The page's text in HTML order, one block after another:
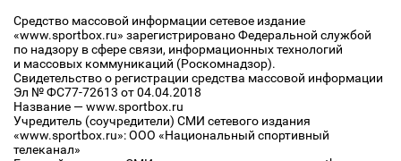
Средство массовой информации сетевое издание
«www.sportbox.ru» зарегистрировано Федеральной службой
по надзору в сфере связи, информационных технологий
и массовых коммуникаций (Роскомнадзор).
Свидетельство о регистрации средства массовой информации
Эл № ФС77-72613 от 04.04.2018
Название — www.sportbox.ru
Учредитель (соучредители) СМИ сетевого издания
«www.sportbox.ru»: ООО «Национальный спортивный
телеканал»